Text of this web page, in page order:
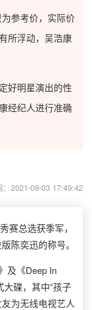
参考价，实际价
所浮动，吴浩康
好明星演出的性
经纪人进行准确
：2021-09-03 17:49:42
总选获季军，
陈奕迅的称号。
及《Deep In
碟，其中“孩子
为无线电视艺人